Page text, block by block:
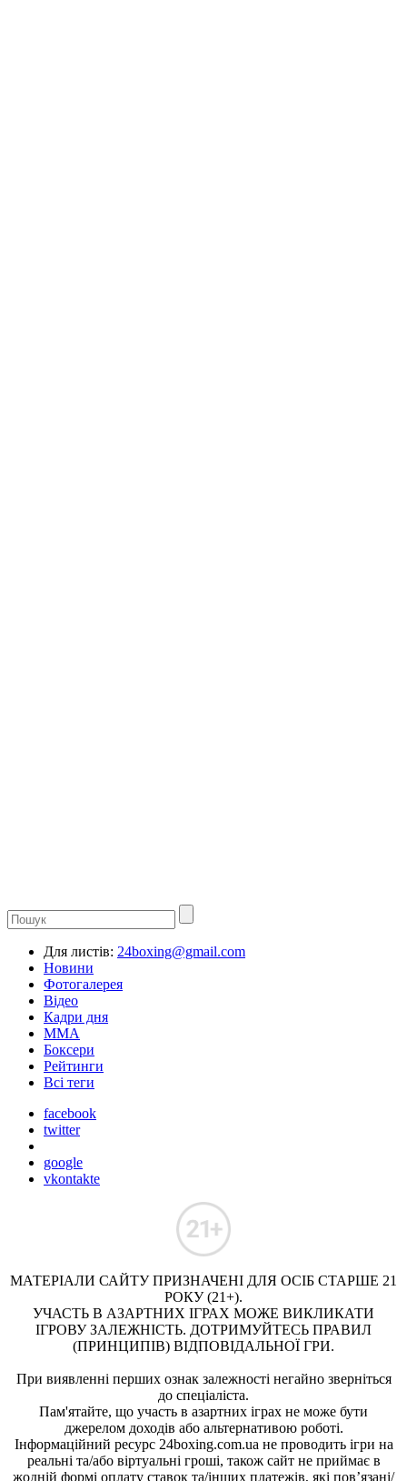
Для листів: 24boxing@gmail.com
Новини
Фотогалерея
Відео
Кадри дня
ММА
Боксери
Рейтинги
Всі теги
facebook
twitter
google
vkontakte
МАТЕРІАЛИ САЙТУ ПРИЗНАЧЕНІ ДЛЯ ОСІБ СТАРШЕ 21
РОКУ (21+).
УЧАСТЬ В АЗАРТНИХ ІГРАХ МОЖЕ ВИКЛИКАТИ
ІГРОВУ ЗАЛЕЖНІСТЬ. ДОТРИМУЙТЕСЬ ПРАВИЛ
(ПРИНЦИПІВ) ВІДПОВІДАЛЬНОЇ ГРИ.
При виявленні перших ознак залежності негайно зверніться
до спеціаліста.
Пам'ятайте, що участь в азартних іграх не може бути
джерелом доходів або альтернативою роботі.
Інформаційний ресурс 24boxing.com.ua не проводить ігри на
реальні та/або віртуальні гроші, також сайт не приймає в
жодній формі оплату ставок та/інших платежів, які пов’язані/